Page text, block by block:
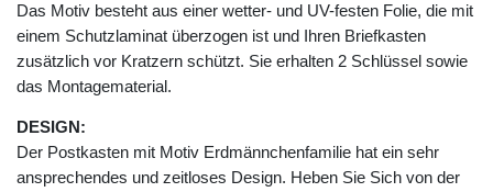
Das Motiv besteht aus einer wetter- und UV-festen Folie, die mit
einem Schutzlaminat überzogen ist und Ihren Briefkasten
zusätzlich vor Kratzern schützt. Sie erhalten 2 Schlüssel sowie
das Montagematerial.
DESIGN:
Der Postkasten mit Motiv Erdmännchenfamilie hat ein sehr
ansprechendes und zeitloses Design. Heben Sie Sich von der